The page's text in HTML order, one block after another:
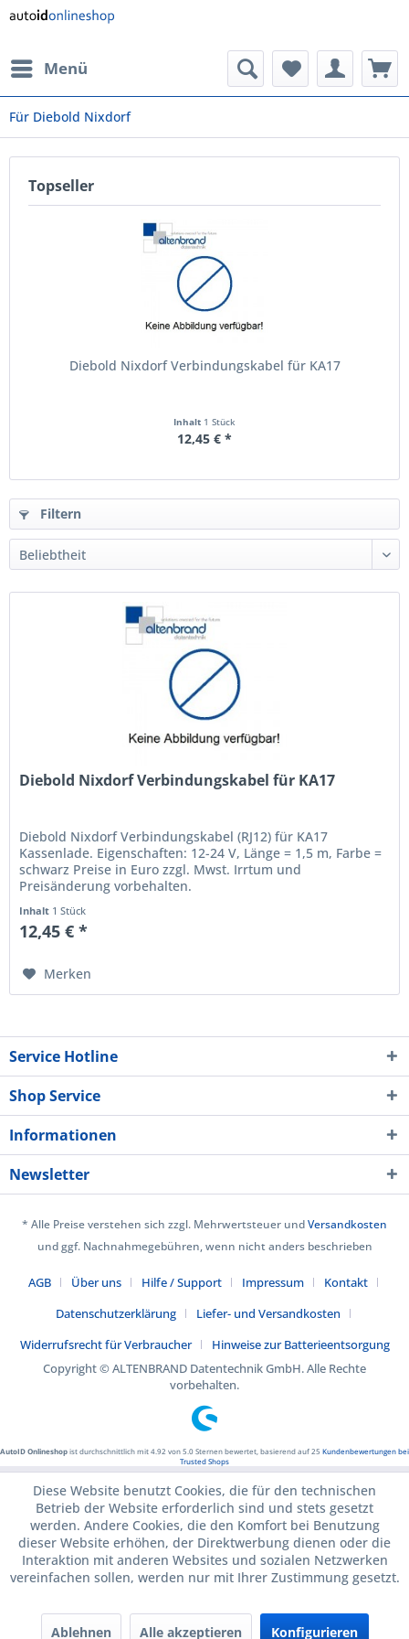
Menü
Für Diebold Nixdorf
Topseller
Diebold Nixdorf Verbindungskabel für KA17
Inhalt 1 Stück
12,45 € *
Filtern
Diebold Nixdorf Verbindungskabel für KA17
Diebold Nixdorf Verbindungskabel (RJ12) für KA17
Kassenlade. Eigenschaften: 12-24 V, Länge = 1,5 m, Farbe =
schwarz Preise in Euro zzgl. Mwst. Irrtum und
Preisänderung vorbehalten.
Inhalt 1 Stück
12,45 € *
Merken
Service Hotline
Shop Service
Informationen
Newsletter
* Alle Preise verstehen sich zzgl. Mehrwertsteuer undVersandkosten
und ggf. Nachnahmegebühren, wenn nicht anders beschrieben
AGB Über uns Hilfe / Support Impressum
Kontakt
Datenschutzerklärung
Liefer- und Versandkosten
Widerrufsrecht für Verbraucher
Hinweise zur Batterieentsorgung
Copyright © ALTENBRAND Datentechnik GmbH. Alle Rechte
vorbehalten.
AutoID Onlineshopist durchschnittlich mit4.92 von5.0Sternen bewertet, basierend auf25 Kundenbewertungen bei
Trusted Shops
Diese Website benutzt Cookies, die für den technischen
Betrieb der Website erforderlich sind und stets gesetzt
werden. Andere Cookies, die den Komfort bei Benutzung
dieser Website erhöhen, der Direktwerbung dienen oder die
Interaktion mit anderen Websites und sozialen Netzwerken
vereinfachen sollen, werden nur mit Ihrer Zustimmung gesetzt.
Ablehnen Alle akzeptieren Konfigurieren